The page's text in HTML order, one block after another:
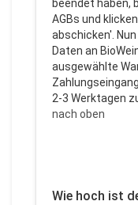
beendet haben,
AGBs und
abschicken'.
Daten an
ausgewählte
2-3 Werktagen
nach oben
Wie hoch ist